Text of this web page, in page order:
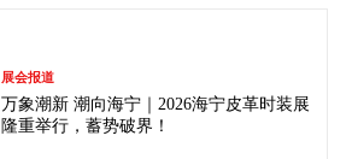
展会报道
万象潮新 潮向海宁｜2026海宁皮革时装展
隆重举行，蓄势破界！